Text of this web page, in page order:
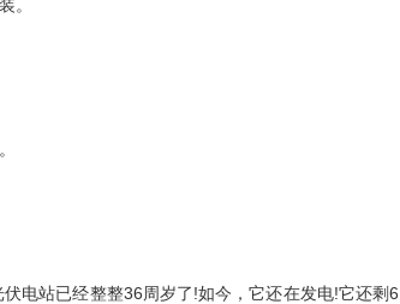
。
电站已经整整36周岁了!如今，它还在发电!它还